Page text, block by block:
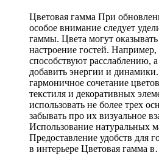
Цветовая гамма При
особое внимание следует
гаммы. Цвета могут
настроение гостей. Например,
способствуют расслаблению,
добавить энергии и
гармоничное сочетание
текстиля и декоративных
использовать не более трех
забывать про их визуальное
Использование натуральных
Предоставление удобств для
в интерьере Цветовая гамма